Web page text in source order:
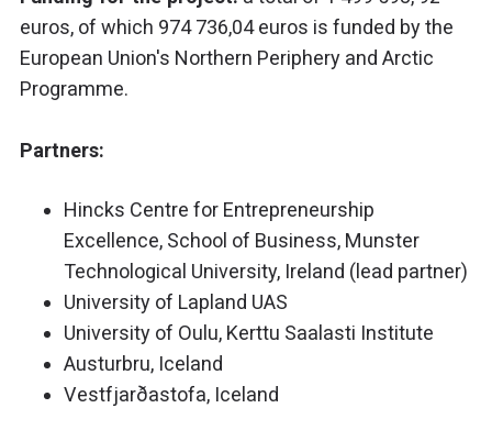
euros, of which 974 736,04 euros is funded by the
European Union's Northern Periphery and Arctic
Programme.
Partners:
Hincks Centre for Entrepreneurship
Excellence, School of Business, Munster
Technological University, Ireland (lead partner)
University of Lapland UAS
University of Oulu, Kerttu Saalasti Institute
Austurbru, Iceland
Vestfjarðastofa, Iceland